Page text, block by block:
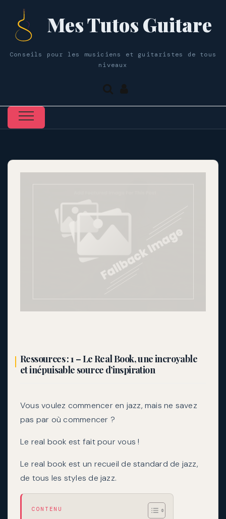
Mes Tutos Guitare
Conseils pour les musiciens et guitaristes de tous
niveaux
Ressources : 1 – Le Real Book, une incroyable
et inépuisable source d’inspiration
Vous voulez commencer en jazz, mais ne savez
pas par où commencer ?
Le real book est fait pour vous !
Le real book est un recueil de standard de jazz,
de tous les styles de jazz.
CONTENU